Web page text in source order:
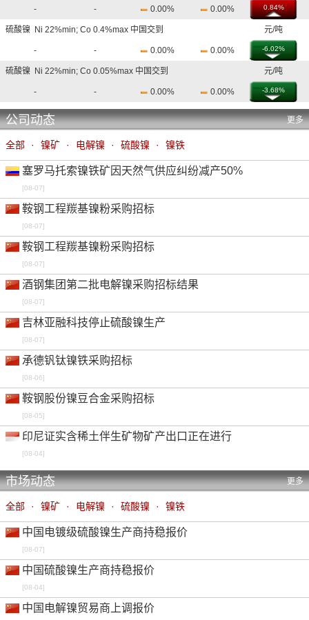
- - 0.00% 0.00% 0.84%
硫酸镍 Ni 22%min; Co 0.4%max 中国交到 元/吨
- - 0.00% 0.00% -6.02%
硫酸镍 Ni 22%min; Co 0.05%max 中国交到 元/吨
- - 0.00% 0.00% -3.68%
公司动态 更多
全部 · 镍矿 · 电解镍 · 硫酸镍 · 镍铁
塞罗马托索镍铁矿因天然气供应纠纷减产50%
[08-07]
鞍钢工程羰基镍粉采购招标
[08-07]
鞍钢工程羰基镍粉采购招标
[08-07]
酒钢集团第二批电解镍采购招标结果
[08-07]
吉林亚融科技停止硫酸镍生产
[08-07]
承德钒钛镍铁采购招标
[08-06]
鞍钢股份镍豆合金采购招标
[08-05]
印尼证实含稀土伴生矿物矿产出口正在进行
[08-04]
市场动态 更多
全部 · 镍矿 · 电解镍 · 硫酸镍 · 镍铁
中国电镀级硫酸镍生产商持稳报价
[08-07]
中国硫酸镍生产商持稳报价
[08-04]
中国电解镍贸易商上调报价